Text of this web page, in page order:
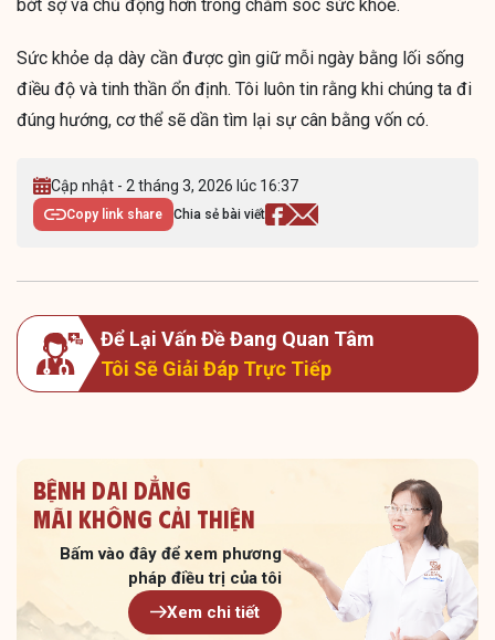
bớt sợ và chủ động hơn trong chăm sóc sức khỏe.
Sức khỏe dạ dày cần được gìn giữ mỗi ngày bằng lối sống
điều độ và tinh thần ổn định. Tôi luôn tin rằng khi chúng ta đi
đúng hướng, cơ thể sẽ dần tìm lại sự cân bằng vốn có.
Cập nhật - 2 tháng 3, 2026 lúc 16:37
Copy link share Chia sẻ bài viết
Để Lại Vấn Đề Đang Quan Tâm
Tôi Sẽ Giải Đáp Trực Tiếp
Bệnh dai dẳng
Mãi không cải thiện
Bấm vào đây để xem phương
pháp điều trị của tôi
Xem chi tiết